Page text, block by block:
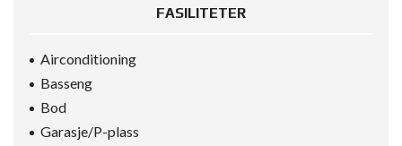
FASILITETER
Airconditioning
Basseng
Bod
Garasje/P-plass